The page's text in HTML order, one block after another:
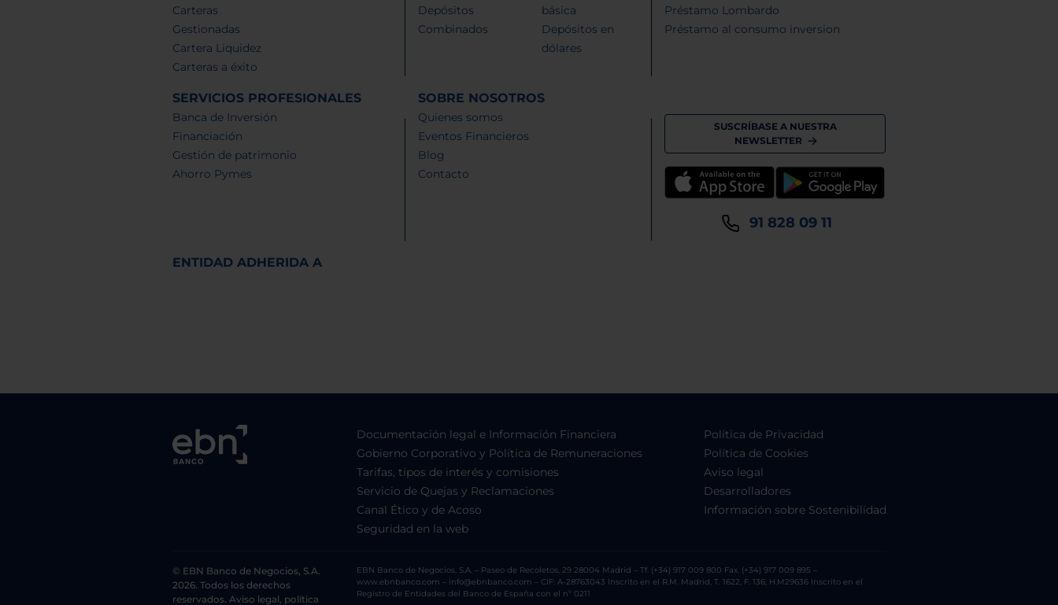
Carteras
Gestionadas
Cartera Liquidez
Carteras a éxito
Depósitos
Combinados
básica
Depósitos en
dólares
Préstamo Lombardo
Préstamo al consumo inversion
SERVICIOS PROFESIONALES
Banca de Inversión
Financiación
Gestión de patrimonio
Ahorro Pymes
SOBRE NOSOTROS
Quienes somos
Eventos Financieros
Blog
Contacto
SUSCRÍBASE A NUESTRA
NEWSLETTER
91 828 09 11
ENTIDAD ADHERIDA A
Documentación legal e Información Financiera
Gobierno Corporativo y Política de Remuneraciones
Tarifas, tipos de interés y comisiones
Servicio de Quejas y Reclamaciones
Canal Ético y de Acoso
Política de Privacidad
Política de Cookies
Aviso legal
Desarrolladores
© EBN Banco de Negocios, S.A.
EBN Banco de Negocios, S.A. – Paseo de Recoletos, 29 28004 Madrid – Tf. (+34) 917 009 800 Fax. (+34) 917 009 895 –